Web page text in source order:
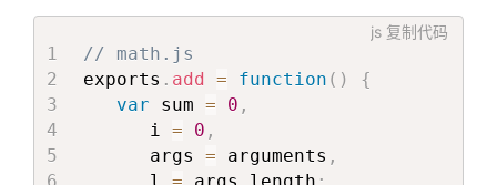
js 复制代码
// math.js
exports . add = function ( )
{
var sum = 0 ,
      i
= 0 ,
      args
= arguments ,